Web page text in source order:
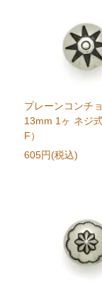
プレーンコンチ
13mm 1ヶ ネジ
F）
605円(税込)